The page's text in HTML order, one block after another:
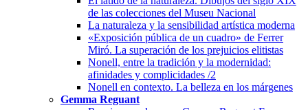
de las colecciones del Museu Nacional
La naturaleza y la sensibilidad artística moderna
«Exposición pública de un cuadro» de Ferrer
Miró. La superación de los prejuicios elitistas
Nonell, entre la tradición y la modernidad:
afinidades y complicidades /2
Nonell en contexto. La belleza en los márgenes
Gemma Reguant